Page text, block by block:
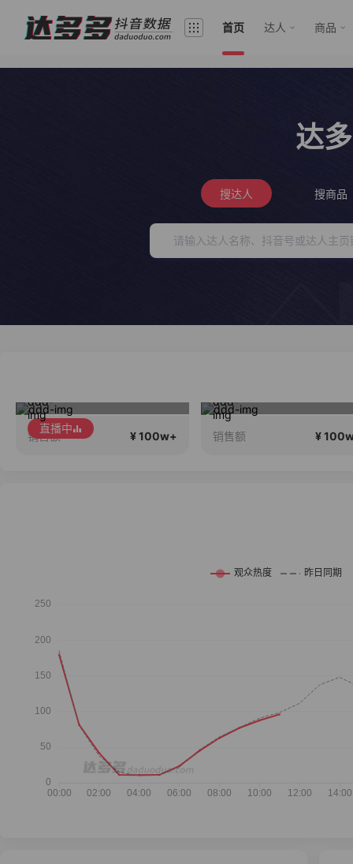
首页 达人 商品
达
搜达人 搜商品
直播中
销售额 ¥ 100w+ 销售额 ¥